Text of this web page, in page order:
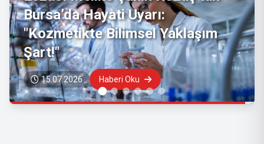
Sağlık
Bakanlığı'ndan "hantavirüs"
vakalarına ilişkin açıklama
08.05.2026 Haberi Oku